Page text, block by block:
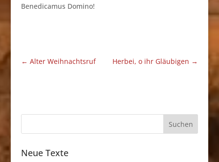
Benedicamus Domino!
← Alter Weihnachtsruf Herbei, o ihr Gläubigen →
Neue Texte